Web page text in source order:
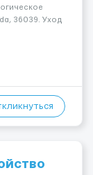
36039. Уход